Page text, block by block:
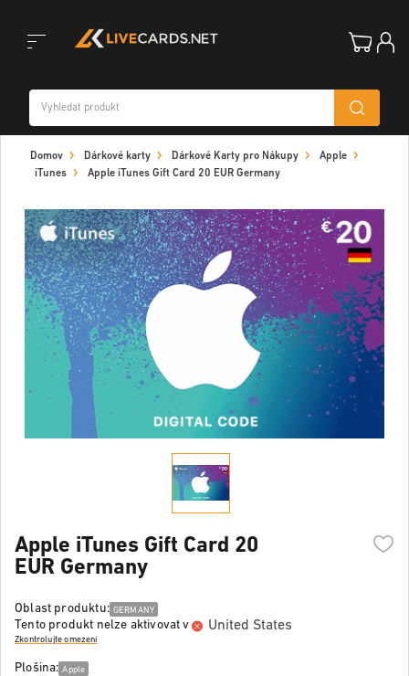
navigation
Domov Dárkové karty Dárkové Karty pro Nákupy
Apple
iTunes
Apple iTunes Gift Card 20 EUR Germany
Apple iTunes Gift Card 20
EUR Germany
Oblast produktu: GERMANY
Tento produkt nelze aktivovat v United States
Zkontrolujte omezení
Plošina: Apple